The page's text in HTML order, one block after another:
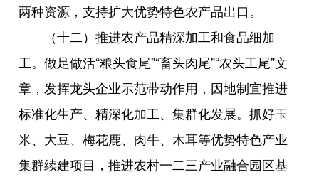
两种资源，支持扩大优势特色农产品出口。
（十二）推进农产品精深加工和食品细加
工。做足做活“粮头食尾”“畜头肉尾”“农头工尾”文
章，发挥龙头企业示范带动作用，因地制宜推进
标准化生产、精深化加工、集群化发展。抓好玉
米、大豆、梅花鹿、肉牛、木耳等优势特色产业
集群续建项目，推进农村一二三产业融合园区基